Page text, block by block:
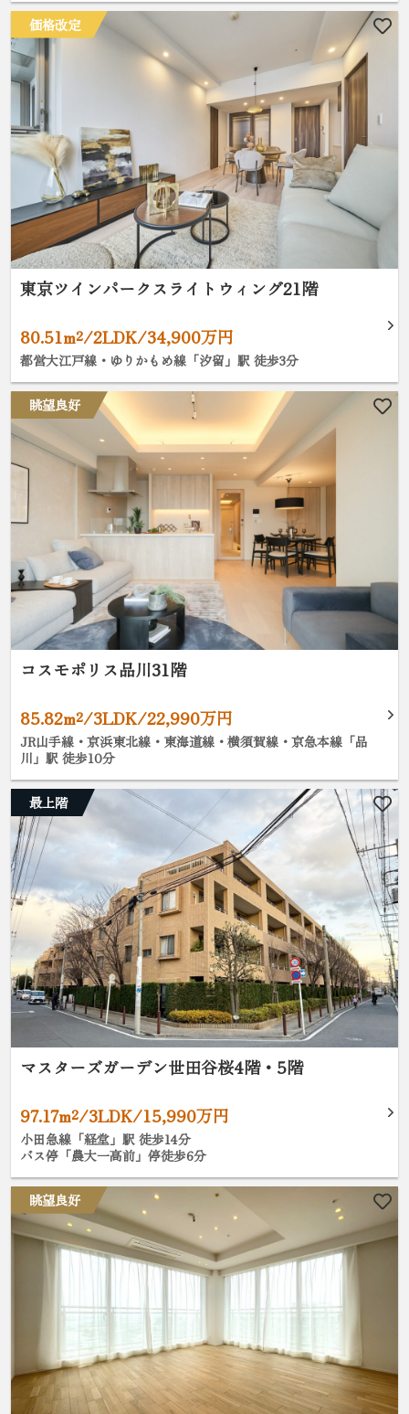
価格改定
東京ツインパークスライトウィング21階
80.51m²/2LDK/34,900万円
都営大江戸線・ゆりかもめ線「汐留」駅 徒歩3分
眺望良好
コスモポリス品川31階
85.82m²/3LDK/22,990万円
JR山手線・京浜東北線・東海道線・横須賀線・京急本線「品
川」駅 徒歩10分
最上階
マスターズガーデン世田谷桜4階・5階
97.17m²/3LDK/15,990万円
小田急線「経堂」駅 徒歩14分
バス停「農大一高前」停徒歩6分
眺望良好